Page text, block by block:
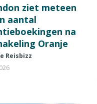
ziet meteen
aantal
na
Oranje
Reisbizz